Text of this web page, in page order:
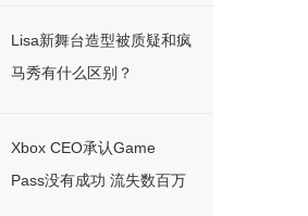
Lisa新舞台造型被质疑和疯
马秀有什么区别？
Xbox CEO承认Game
Pass没有成功 流失数百万